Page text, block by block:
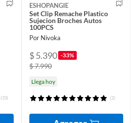
(33)
ESHOPANGIE
Set Clip Remache Plastico
Sujecion Broches Autos
100PCS
Por Nivoka
$ 5.390 -33%
$ 7.990
Llega hoy
(2)